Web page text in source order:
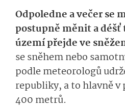
Odpoledne a večer se
postupně měnit a déšť
území přejde ve
se sněhem nebo
podle meteorologů
republiky, a to hlavně v
400 metrů.